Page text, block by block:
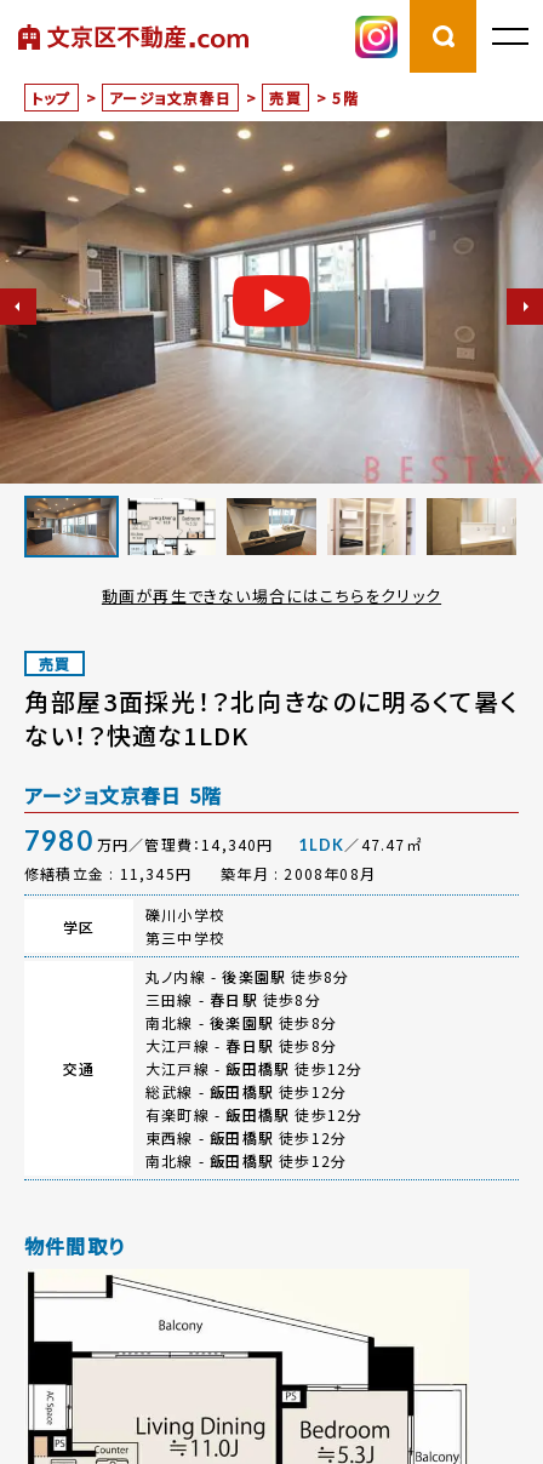
トップ > アージョ文京春日 > 売買 > 5階
動画が再生できない場合にはこちらをクリック
売買
角部屋3面採光！？北向きなのに明るくて暑く
ない！？快適な1LDK
アージョ文京春日 5階
7980 万円／管理費：14,340円 1LDK／47.47㎡
修繕積立金 : 11,345円
築年月 : 2008年08月
学区
礫川小学校
第三中学校
交通
丸ノ内線 -後楽園駅 徒歩8分
三田線 - 春日駅 徒歩8分
南北線 -後楽園駅 徒歩8分
大江戸線 - 春日駅 徒歩8分
大江戸線 -飯田橋駅 徒歩12分
総武線 -飯田橋駅 徒歩12分
有楽町線 -飯田橋駅 徒歩12分
東西線 -飯田橋駅 徒歩12分
南北線 -飯田橋駅 徒歩12分
物件間取り